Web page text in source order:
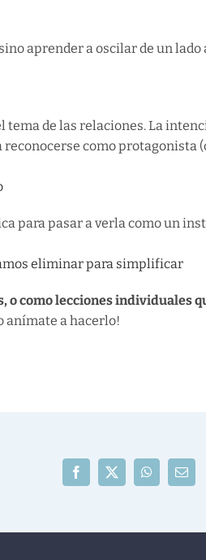
aprender a oscilar de un
tema de las relaciones. La
como protagonista
para pasar a verla como un
eliminar para simplificar
o como lecciones individuales
anímate a hacerlo!
Facebook
X WhatsApp